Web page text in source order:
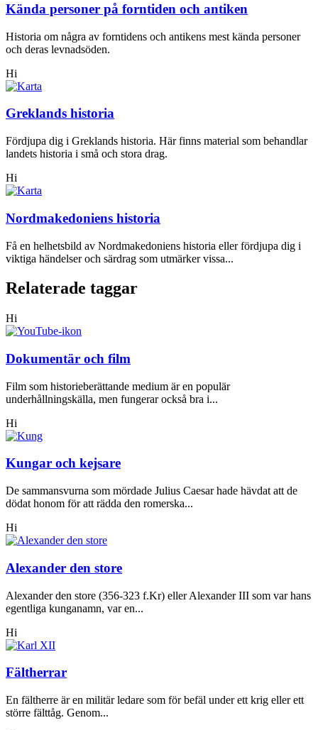
Kända personer på forntiden och antiken
Historia om några av forntidens och antikens mest kända personer
och deras levnadsöden.
Hi
Greklands historia
Fördjupa dig i Greklands historia. Här finns material som behandlar
landets historia i små och stora drag.
Hi
Nordmakedoniens historia
Få en helhetsbild av Nordmakedoniens historia eller fördjupa dig i
viktiga händelser och särdrag som utmärker vissa...
Relaterade taggar
Hi
Dokumentär och film
Film som historieberättande medium är en populär
underhållningskälla, men fungerar också bra i...
Hi
Kungar och kejsare
De sammansvurna som mördade Julius Caesar hade hävdat att de
dödat honom för att rädda den romerska...
Hi
Alexander den store
Alexander den store (356-323 f.Kr) eller Alexander III som var hans
egentliga kunganamn, var en...
Hi
Fältherrar
En fältherre är en militär ledare som för befäl under ett krig eller ett
större fälttåg. Genom...